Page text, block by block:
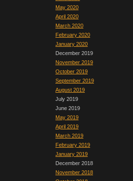
May 2020
April 2020
March 2020
February 2020
January 2020
December 2019
November 2019
October 2019
September 2019
August 2019
July 2019
June 2019
May 2019
April 2019
March 2019
February 2019
January 2019
December 2018
November 2018